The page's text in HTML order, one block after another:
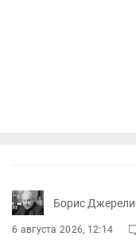
Борис
6 августа 2026, 12:14